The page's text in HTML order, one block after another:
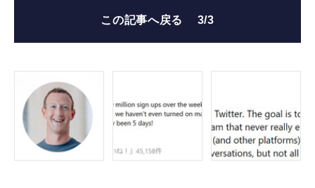
この記事へ戻る 3/3